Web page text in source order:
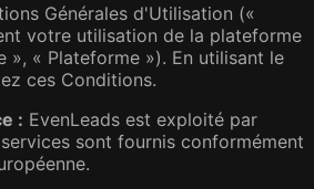
Générales d'Utilisation («
votre utilisation de la plateforme
», « Plateforme »). En utilisant le
ces Conditions.
: EvenLeads est exploité par
sont fournis conformément